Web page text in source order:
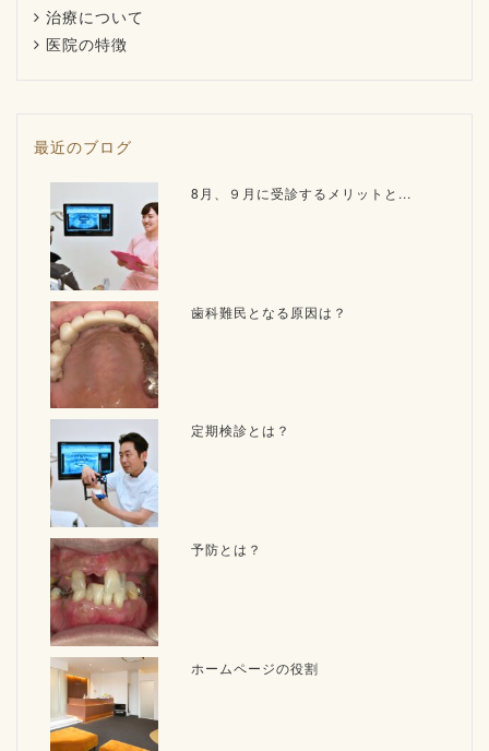
治療について
医院の特徴
最近のブログ
8月、９月に受診するメリットと...
歯科難民となる原因は？
定期検診とは？
予防とは？
ホームページの役割